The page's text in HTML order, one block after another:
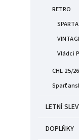
RETRO
Vládci
CHL 25/26
LETNÍ
DOPLŇKY